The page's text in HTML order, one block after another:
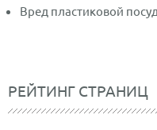
Вред пластиковой
РЕЙТИНГ СТРАНИЦ